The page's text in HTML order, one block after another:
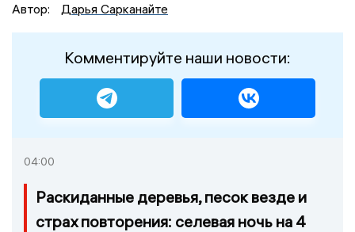
Автор: Дарья Сарканайте
Комментируйте наши новости:
04:00
Раскиданные деревья, песок везде и
страх повторения: селевая ночь на 4